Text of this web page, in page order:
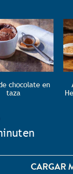
chocolate en
taza
CARGAR